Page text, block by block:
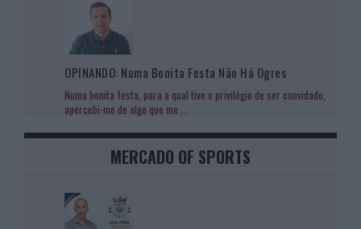
OPINANDO: Numa Bonita Festa Não Há Ogres
Numa bonita festa, para a qual tive o privilégio de ser convidado,
apercebi-me de algo que me
MERCADO OF SPORTS